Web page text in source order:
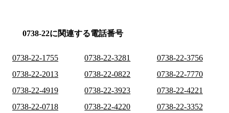
0738-22に関連する電話番号
0738-22-1755 0738-22-3281
0738-22-3756
0738-22-2013
0738-22-0822
0738-22-7770
0738-22-4919
0738-22-3923
0738-22-4221
0738-22-0718
0738-22-4220
0738-22-3352